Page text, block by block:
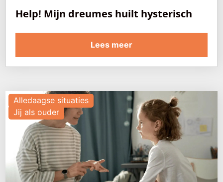
Help! Mijn dreumes huilt hysterisch
Lees meer
Alledaagse situaties
Jij als ouder